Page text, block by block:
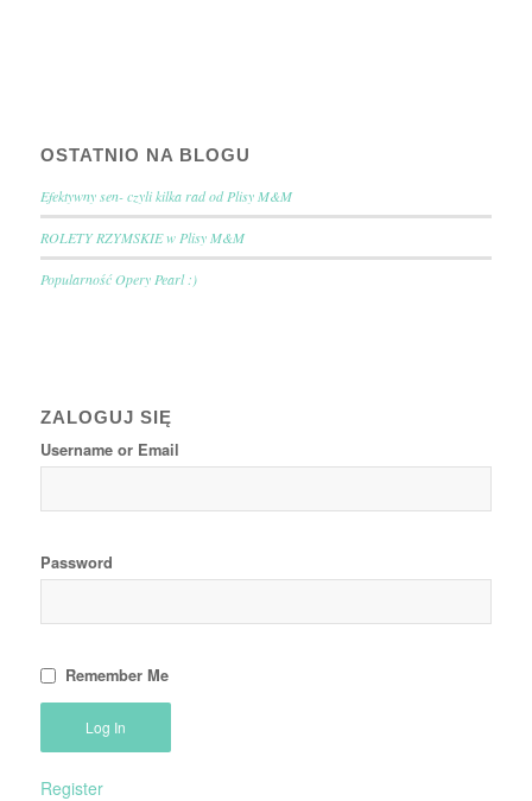
OSTATNIO NA BLOGU
Efektywny sen- czyli kilka rad od Plisy M&M
ROLETY RZYMSKIE w Plisy M&M
Popularność Opery Pearl :)
ZALOGUJ SIĘ
Username or Email
Password
Remember Me
Register